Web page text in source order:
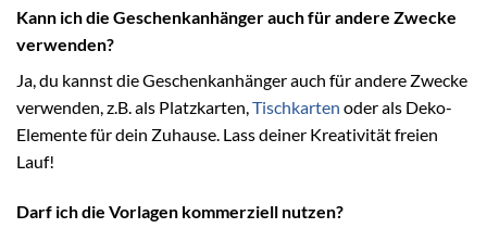
Kann ich die Geschenkanhänger auch für andere Zwecke
verwenden?
Ja, du kannst die Geschenkanhänger auch für andere Zwecke
verwenden, z.B. als Platzkarten,Tischkarten oder als Deko-
Elemente für dein Zuhause. Lass deiner Kreativität freien
Lauf!
Darf ich die Vorlagen kommerziell nutzen?